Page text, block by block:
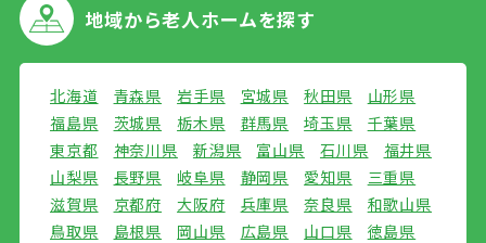
地域から老人ホームを探す
北海道 青森県 岩手県 宮城県 秋田県
山形県
福島県
茨城県 栃木県 群馬県 埼玉県
千葉県
東京都
神奈川県 新潟県 富山県 石川県
福井県
山梨県
長野県 岐阜県 静岡県 愛知県
三重県
滋賀県
京都府 大阪府 兵庫県 奈良県
和歌山県
鳥取県
島根県 岡山県 広島県 山口県
徳島県